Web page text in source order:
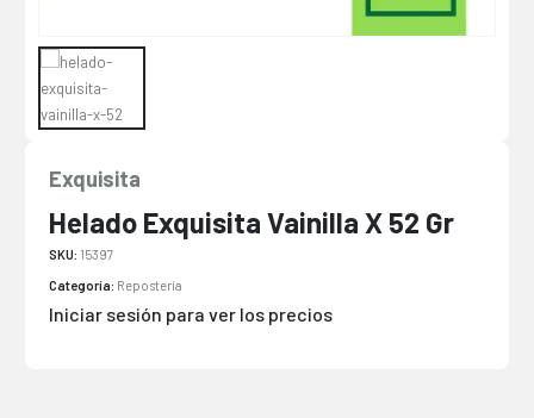
Exquisita
Helado Exquisita Vainilla X 52 Gr
SKU: 15397
Categoría: Repostería
Iniciar sesión para ver los precios